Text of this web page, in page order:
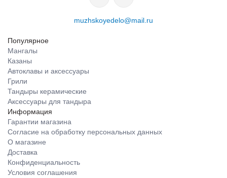
muzhskoyedelo@mail.ru
Популярное
Мангалы
Казаны
Автоклавы и аксессуары
Грили
Тандыры керамические
Аксессуары для тандыра
Информация
Гарантии магазина
Согласие на обработку персональных данных
О магазине
Доставка
Конфиденциальность
Условия соглашения